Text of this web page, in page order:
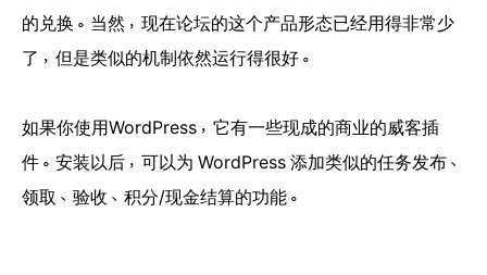
的兑换。当然，现在论坛的这个产品形态已经用得非常少
了，但是类似的机制依然运行得很好。
如果你使用WordPress，它有一些现成的商业的威客插
件。安装以后，可以为 WordPress 添加类似的任务发布、
领取、验收、积分/现金结算的功能。